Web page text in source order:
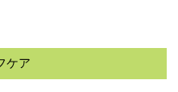
ケア